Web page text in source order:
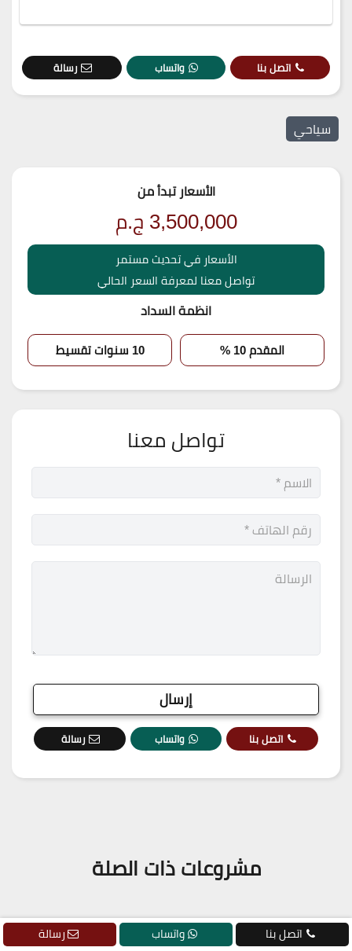
اتصل بنا واتساب رسالة
سياحي
الأسعار تبدأ من
3,500,000ج.م
الأسعار في تحديث مستمر
تواصل معنا لمعرفة السعر الحالي
انظمة السداد
المقدم 10 % 10 سنوات تقسيط
تواصل معنا
اتصل بنا واتساب رسالة
مشروعات ذات الصلة
اتصل بنا واتساب رسالة